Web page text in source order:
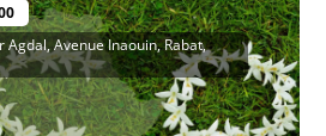
Avenue Inaouin, Rabat,